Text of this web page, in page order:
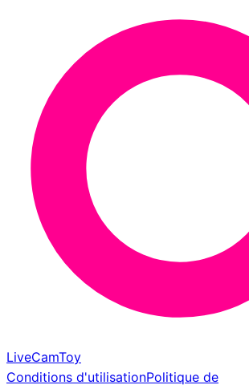
LiveCamToy
Conditions d'utilisationPolitique de